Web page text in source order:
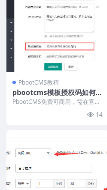
PbootCMS教程
pbootcms模板授权码如何绑
定多个域名
PbootCMS免费可商用，需在官网
14